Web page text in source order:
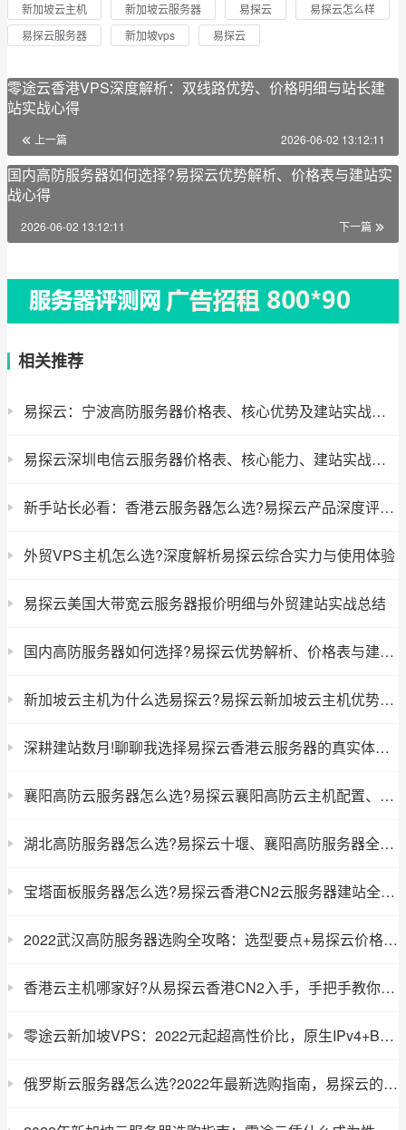
新加坡云主机
新加坡云服务器 易探云
易探云怎么样
易探云服务器
新加坡vps 易探云
零途云香港VPS深度解析：双线路优势、价格明细与站长建
站实战心得
上一篇 2026-06-02 13:12:11
国内高防服务器如何选择?易探云优势解析、价格表与建站实
战心得
下一篇
2026-06-02 13:12:11
相关推荐
易探云：宁波高防服务器价格表、核心优势及建站实战指南
易探云深圳电信云服务器价格表、核心能力、建站实战选型与使用心得
新手站长必看：香港云服务器怎么选?易探云产品深度评测与使用攻略
外贸VPS主机怎么选?深度解析易探云综合实力与使用体验
易探云美国大带宽云服务器报价明细与外贸建站实战总结
国内高防服务器如何选择?易探云优势解析、价格表与建站实战心得
新加坡云主机为什么选易探云?易探云新加坡云主机优势、价格与建站全攻略
深耕建站数月!聊聊我选择易探云香港云服务器的真实体验与避坑心得
襄阳高防云服务器怎么选?易探云襄阳高防云主机配置、价格、优势全解析
湖北高防服务器怎么选?易探云十堰、襄阳高防服务器全解析
宝塔面板服务器怎么选?易探云香港CN2云服务器建站全攻略
2022武汉高防服务器选购全攻略：选型要点+易探云价格表+真实建站被攻自救经历
香港云主机哪家好?从易探云香港CN2入手，手把手教你用宝塔面板搭建网站
零途云新加坡VPS：2022元起超高性价比，原生IPv4+BGP线路护航出海业务
俄罗斯云服务器怎么选?2022年最新选购指南，易探云的性价比真的高了